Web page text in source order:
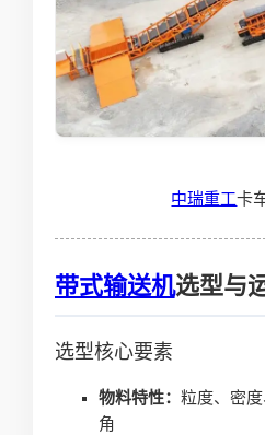
中瑞重工卡
带式输送机选型与
选型核心要素
物料特性： 粒度、密
角